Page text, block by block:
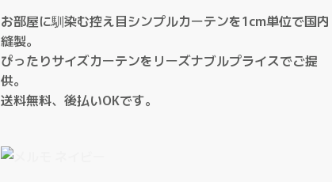
お部屋に馴染む控え目シンプルカーテンを1cm単位で国内
縫製。
ぴったりサイズカーテンをリーズナブルプライスでご提
供。
送料無料、後払いOKです。